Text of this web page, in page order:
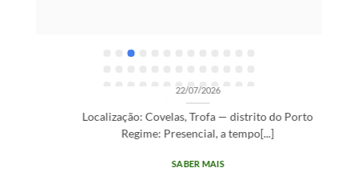
OPORTUNIDADES DE RECRUTAMENTO SEM CATEGORIA
22/07/2026
Localização: Covelas, Trofa — distrito do Porto
Regime: Presencial, a tempo[...]
SABER MAIS